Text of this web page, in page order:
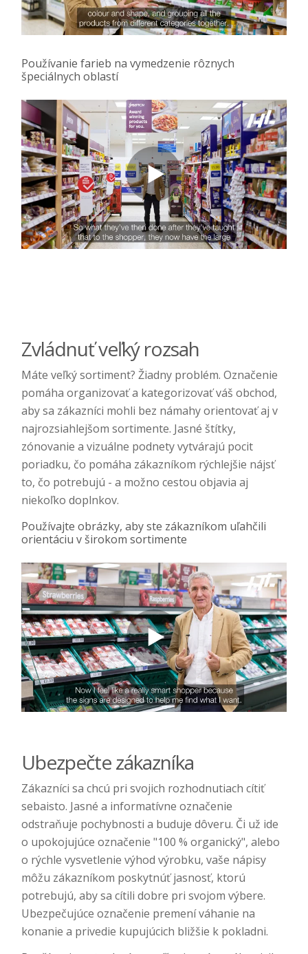
Používanie farieb na vymedzenie rôznych
špeciálnych oblastí
Zvládnuť veľký rozsah
Máte veľký sortiment? Žiadny problém. Označenie
pomáha organizovať a kategorizovať váš obchod,
aby sa zákazníci mohli bez námahy orientovať aj v
najrozsiahlejšom sortimente. Jasné štítky,
zónovanie a vizuálne podnety vytvárajú pocit
poriadku, čo pomáha zákazníkom rýchlejšie nájsť
to, čo potrebujú - a možno cestou objavia aj
niekoľko doplnkov.
Používajte obrázky, aby ste zákazníkom uľahčili
orientáciu v širokom sortimente
Ubezpečte zákazníka
Zákazníci sa chcú pri svojich rozhodnutiach cítiť
sebaisto. Jasné a informatívne označenie
odstraňuje pochybnosti a buduje dôveru. Či už ide
o upokojujúce označenie "100 % organický", alebo
o rýchle vysvetlenie výhod výrobku, vaše nápisy
môžu zákazníkom poskytnúť jasnosť, ktorú
potrebujú, aby sa cítili dobre pri svojom výbere.
Ubezpečujúce označenie premení váhanie na
konanie a privedie kupujúcich bližšie k pokladni.